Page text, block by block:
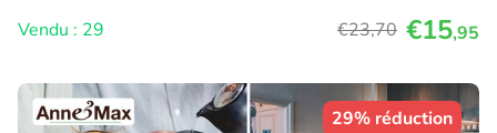
Vendu : 29
€23,70 €15,95
29% réduction